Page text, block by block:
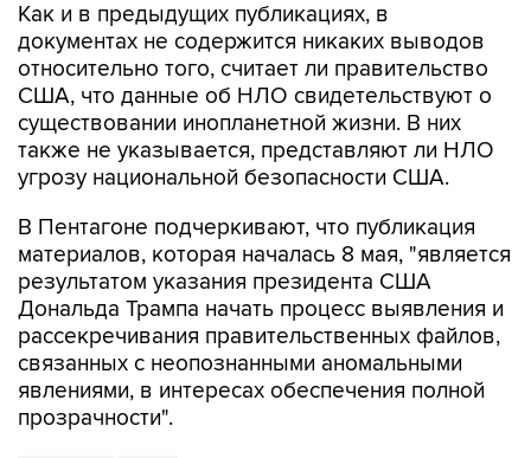
Как и в предыдущих публикациях, в
документах не содержится никаких выводов
относительно того, считает ли правительство
США, что данные об НЛО свидетельствуют о
существовании инопланетной жизни. В них
также не указывается, представляют ли НЛО
угрозу национальной безопасности США.
В Пентагоне подчеркивают, что публикация
материалов, которая началась 8 мая, "является
результатом указания президента США
Дональда Трампа начать процесс выявления и
рассекречивания правительственных файлов,
связанных с неопознанными аномальными
явлениями, в интересах обеспечения полной
прозрачности".